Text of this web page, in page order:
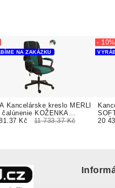
Kancelárske kreslo MERLI
čalúnenie KOŽENKA
Silvertex
NA ZAKÁZKU
Kč 11 733.37 Kč
- 10%
20